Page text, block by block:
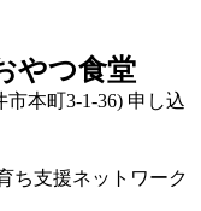
やつ食堂
市本町3-1-36) 申し込
ち支援ネットワーク